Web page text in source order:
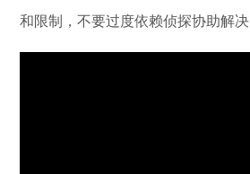
和限制，不要过度依赖侦探协助解决